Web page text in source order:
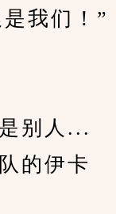
我们！”
别人...
的伊卡